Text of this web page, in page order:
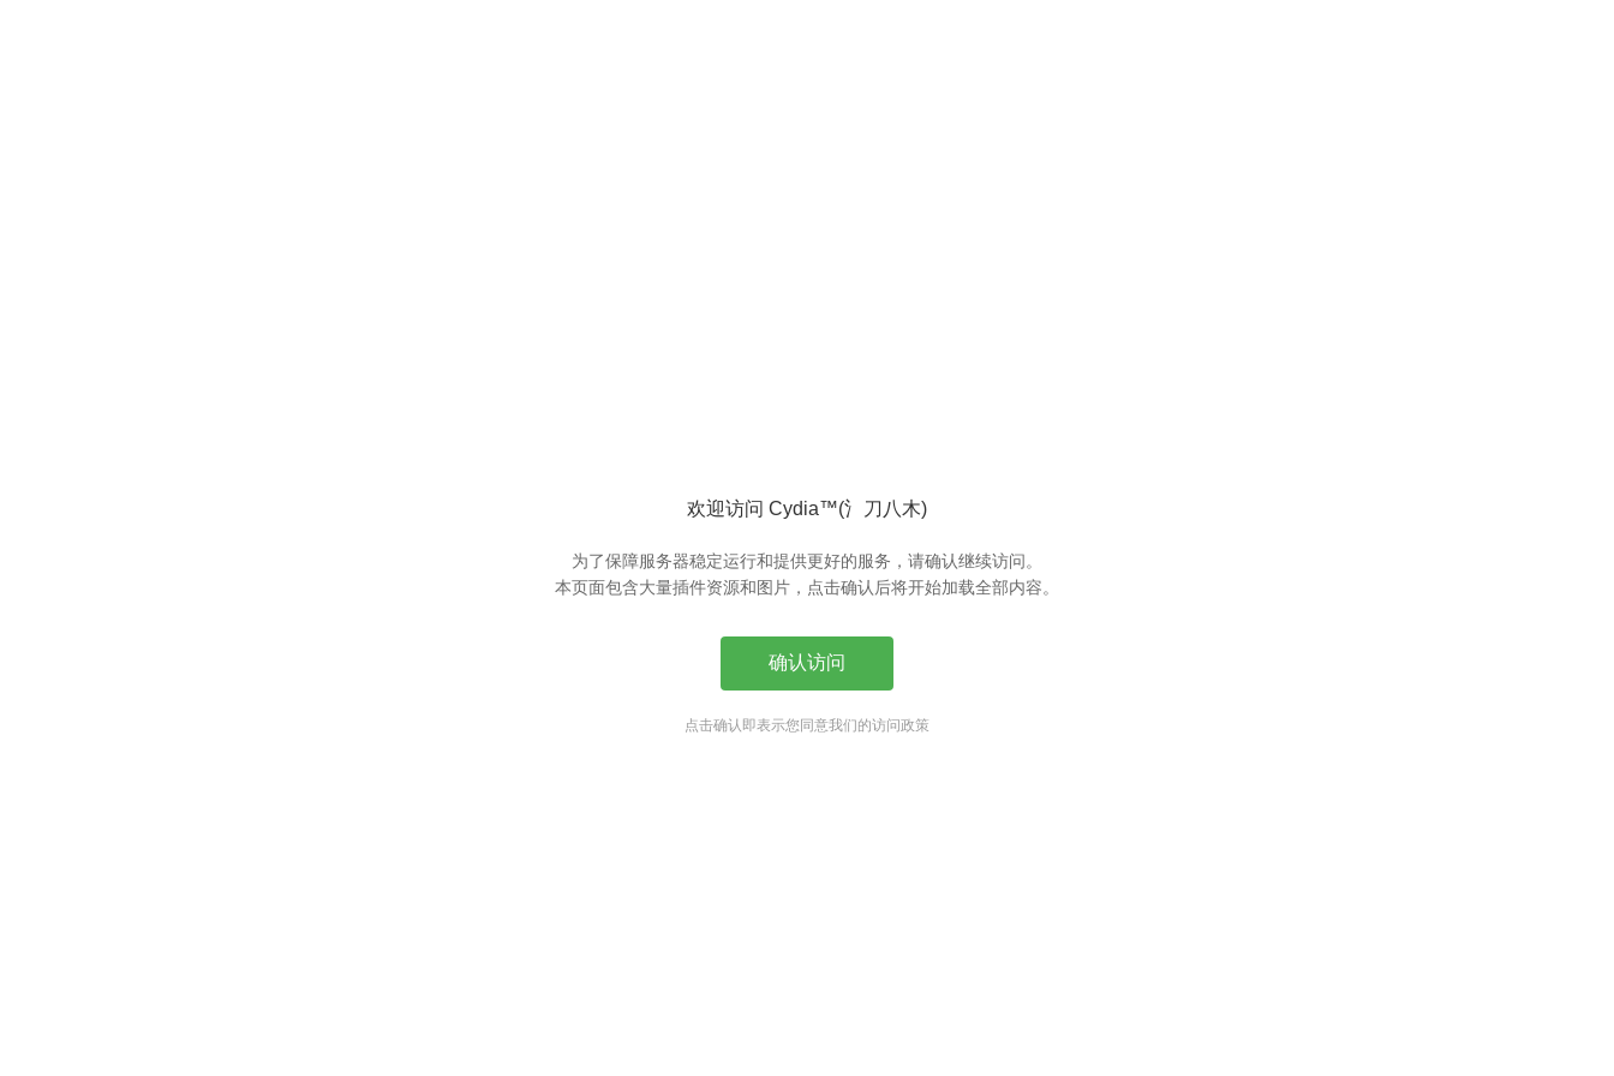
欢迎访问 Cydia™(氵刀八木)
为了保障服务器稳定运行和提供更好的服务，请确认继续访问。
本页面包含大量插件资源和图片，点击确认后将开始加载全部内容。
确认访问
点击确认即表示您同意我们的访问政策